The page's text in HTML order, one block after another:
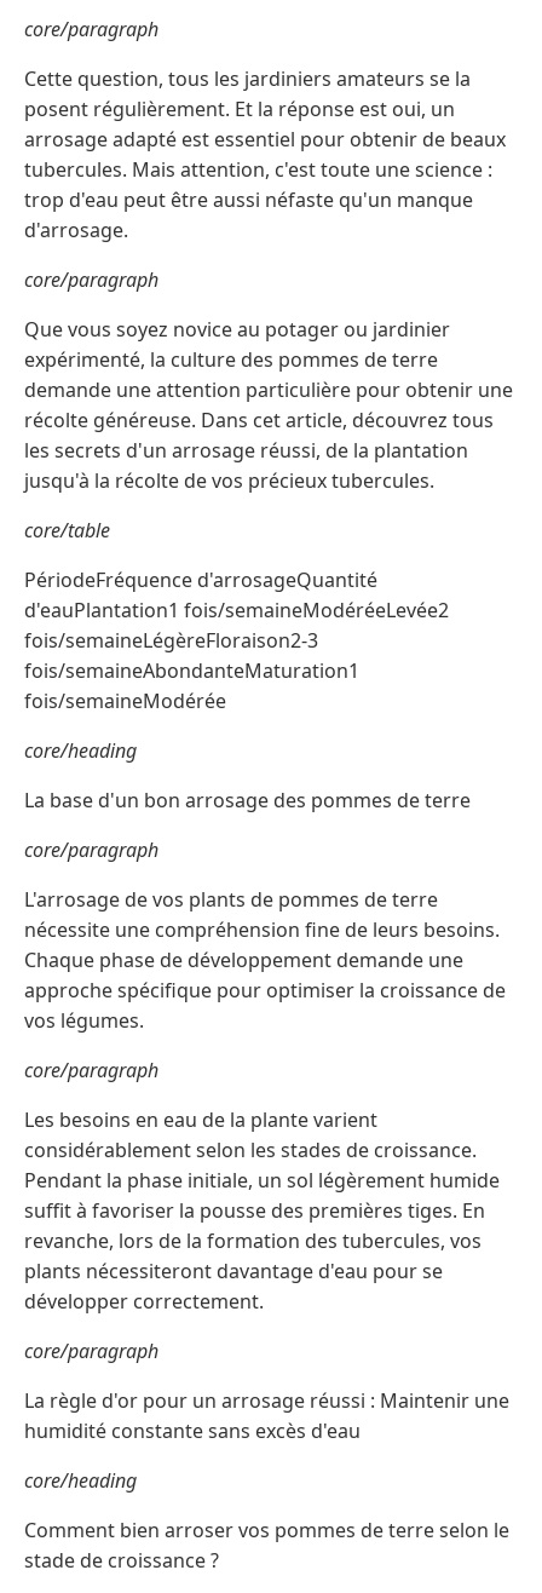
core/paragraph
Cette question, tous les jardiniers amateurs se la
posent régulièrement. Et la réponse est oui, un
arrosage adapté est essentiel pour obtenir de beaux
tubercules. Mais attention, c'est toute une science :
trop d'eau peut être aussi néfaste qu'un manque
d'arrosage.
core/paragraph
Que vous soyez novice au potager ou jardinier
expérimenté, la culture des pommes de terre
demande une attention particulière pour obtenir une
récolte généreuse. Dans cet article, découvrez tous
les secrets d'un arrosage réussi, de la plantation
jusqu'à la récolte de vos précieux tubercules.
core/table
PériodeFréquence d'arrosageQuantité
d'eauPlantation1 fois/semaineModéréeLevée2
fois/semaineLégèreFloraison2-3
fois/semaineAbondanteMaturation1
fois/semaineModérée
core/heading
La base d'un bon arrosage des pommes de terre
core/paragraph
L'arrosage de vos plants de pommes de terre
nécessite une compréhension fine de leurs besoins.
Chaque phase de développement demande une
approche spécifique pour optimiser la croissance de
vos légumes.
core/paragraph
Les besoins en eau de la plante varient
considérablement selon les stades de croissance.
Pendant la phase initiale, un sol légèrement humide
suffit à favoriser la pousse des premières tiges. En
revanche, lors de la formation des tubercules, vos
plants nécessiteront davantage d'eau pour se
développer correctement.
core/paragraph
La règle d'or pour un arrosage réussi : Maintenir une
humidité constante sans excès d'eau
core/heading
Comment bien arroser vos pommes de terre selon le
stade de croissance ?